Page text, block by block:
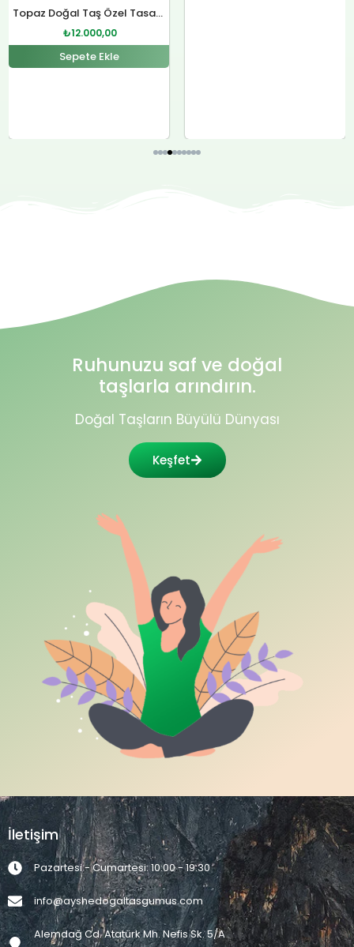
Ruhunuzu saf ve doğal
taşlarla arındırın.
Doğal Taşların Büyülü Dünyası
Keşfet
İletişim
Pazartesi - Cumartesi: 10:00 - 19:30
info@ayshedogaltasgumus.com
Alemdağ Cd. Atatürk Mh. Nefis Sk. 5/A